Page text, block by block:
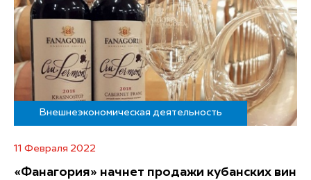
Внешнеэкономическая деятельность
11 Февраля 2022
«Фанагория» начнет продажи кубанских вин